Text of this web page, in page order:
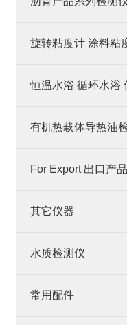
旋转粘度计 涂料粘
恒温水浴 循环水浴
有机热载体导热油
For Export 出口产品
其它仪器
水质检测仪
常用配件